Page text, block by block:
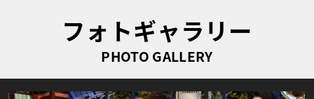
フォトギャラリー
PHOTO GALLERY